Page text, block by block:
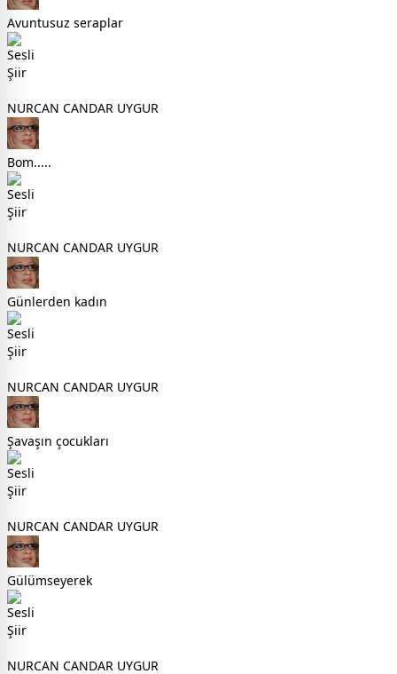
Avuntusuz seraplar
NURCAN CANDAR UYGUR
Bom.....
NURCAN CANDAR UYGUR
Günlerden kadın
NURCAN CANDAR UYGUR
Şavaşın çocukları
NURCAN CANDAR UYGUR
Gülümseyerek
NURCAN CANDAR UYGUR